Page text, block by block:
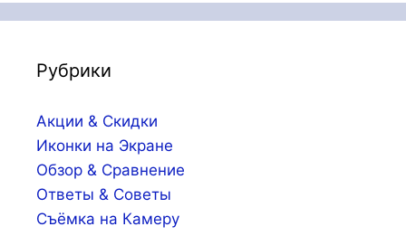
Рубрики
Акции & Скидки
Иконки на Экране
Обзор & Сравнение
Ответы & Советы
Съёмка на Камеру